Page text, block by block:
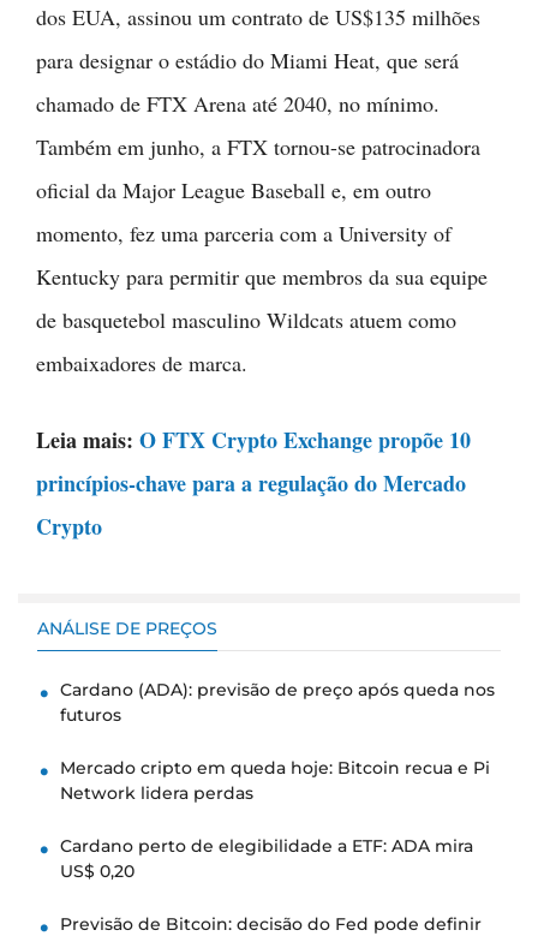
dos EUA, assinou um contrato de US$135 milhões
para designar o estádio do Miami Heat, que será
chamado de FTX Arena até 2040, no mínimo.
Também em junho, a FTX tornou-se patrocinadora
oficial da Major League Baseball e, em outro
momento, fez uma parceria com a University of
Kentucky para permitir que membros da sua equipe
de basquetebol masculino Wildcats atuem como
embaixadores de marca.
Leia mais: O FTX Crypto Exchange propõe 10
princípios-chave para a regulação do Mercado
Crypto
ANÁLISE DE PREÇOS
Cardano (ADA): previsão de preço após queda nos
futuros
Mercado cripto em queda hoje: Bitcoin recua e Pi
Network lidera perdas
Cardano perto de elegibilidade a ETF: ADA mira
US$ 0,20
Previsão de Bitcoin: decisão do Fed pode definir